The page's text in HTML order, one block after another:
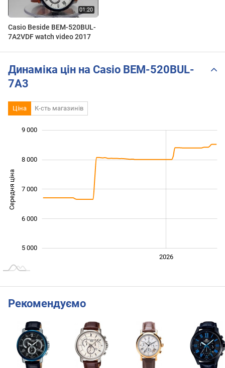
Casio Beside BEM-520BUL-
7A2VDF watch video 2017
Динаміка цін на Casio BEM-520BUL-
7A3
Ціна К-сть магазинів
Середня ціна 5 500
5 000
6 000
7 000
8 000
9 000
2026
Рекомендуємо